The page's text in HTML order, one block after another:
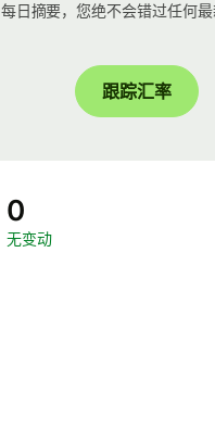
每日摘要，您绝不会错过任何最
跟踪汇率
0
无变动